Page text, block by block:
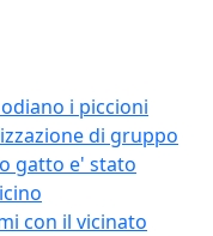
i piccioni
di gruppo
gatto e' stato
con il vicinato